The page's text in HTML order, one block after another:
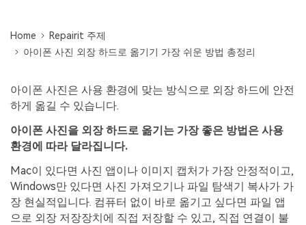
Repairit -- 이메일
관련 제품
Relumi - 앱
UBackit - 데이터 백업
가이드
데이터 복구
PC 복구
플랜 확인
Repairit
인공지능 기반 영상, 사진, 문서 및 오디오 파일의 복
Repairit -- 이메일
PST 및 OST 파일과 분실된 Outlook 이메일 복구 솔
루션
Home
Repairit 주제
아이폰 사진 외장 하드로 옮기기 가장 쉬운 방법 총정리
아이폰 사진은 사용 환경에 맞는 방식으로 외장 하드에 안전
하게 옮길 수 있습니다.
아이폰 사진을 외장 하드로 옮기는 가장 좋은 방법은 사용
환경에 따라 달라집니다.
Mac이 있다면 사진 앱이나 이미지 캡처가 가장 안정적이고,
Windows만 있다면 사진 가져오기나 파일 탐색기 복사가 가
장 현실적입니다. 컴퓨터 없이 바로 옮기고 싶다면 파일 앱
으로 외장 저장장치에 직접 저장할 수 있고, 직접 연결이 불